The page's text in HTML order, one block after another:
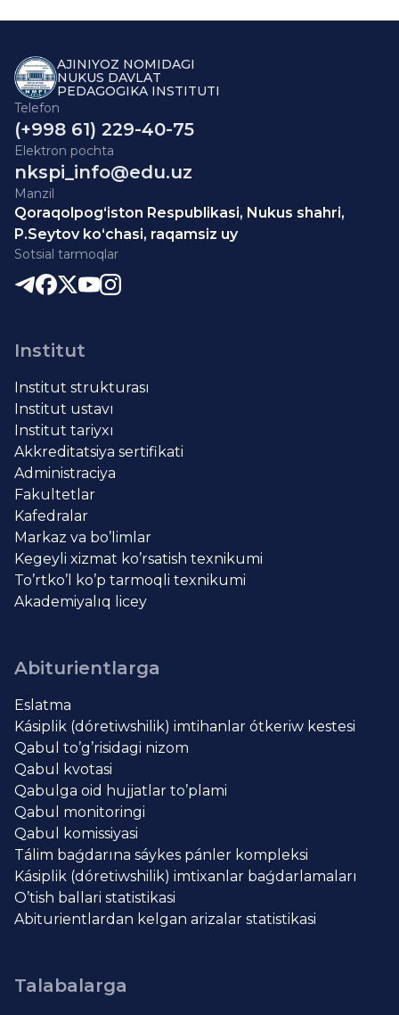
AJINIYOZ NOMIDAGI
NUKUS DAVLAT
PEDAGOGIKA INSTITUTI
Telefon
(+998 61) 229-40-75
Elektron pochta
nkspi_info@edu.uz
Manzil
Qoraqolpog‘iston Respublikasi, Nukus shahri,
P.Seytov ko‘chasi, raqamsiz uy
Sotsial tarmoqlar
Institut
Institut strukturası
Institut ustavı
Institut tariyxı
Akkreditatsiya sertifikati
Administraciya
Fakultetlar
Kafedralar
Markaz va bo’limlar
Kegeyli xizmat ko’rsatish texnikumi
To’rtko’l ko’p tarmoqli texnikumi
Akademiyalıq licey
Abiturientlarga
Eslatma
Kásiplik (dóretiwshilik) imtihanlar ótkeriw kestesi
Qabul to’g’risidagi nizom
Qabul kvotasi
Qabulga oid hujjatlar to’plami
Qabul monitoringi
Qabul komissiyasi
Tálim baǵdarına sáykes pánler kompleksi
Kásiplik (dóretiwshilik) imtixanlar baǵdarlamaları
O’tish ballari statistikasi
Abiturientlardan kelgan arizalar statistikasi
Talabalarga